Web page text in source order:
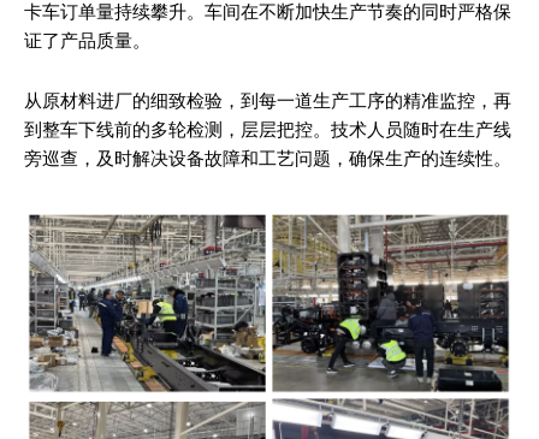
卡车订单量持续攀升。车间在不断加快生产节奏的同时严格保
证了产品质量。
从原材料进厂的细致检验，到每一道生产工序的精准监控，再
到整车下线前的多轮检测，层层把控。技术人员随时在生产线
旁巡查，及时解决设备故障和工艺问题，确保生产的连续性。